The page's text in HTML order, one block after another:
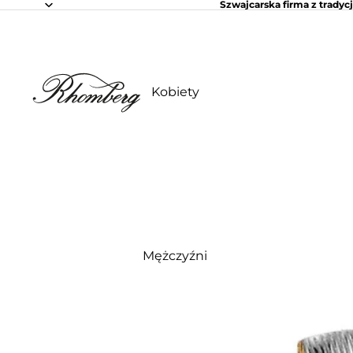
Szwajcarska firma z
Kobiety
Mężczyźni